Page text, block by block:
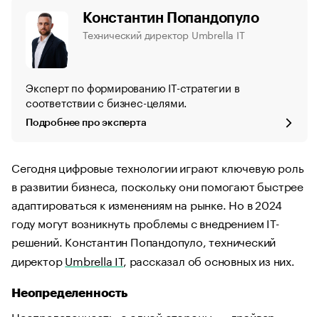
Константин Попандопуло
Технический директор Umbrella IT
Эксперт по формированию IT-стратегии в
соответствии с бизнес-целями.
Подробнее про эксперта
Сегодня цифровые технологии играют ключевую роль
в развитии бизнеса, поскольку они помогают быстрее
адаптироваться к изменениям на рынке. Но в 2024
году могут возникнуть проблемы с внедрением IT-
решений. Константин Попандопуло, технический
директорUmbrella IT, рассказал об основных из них.
Неопределенность